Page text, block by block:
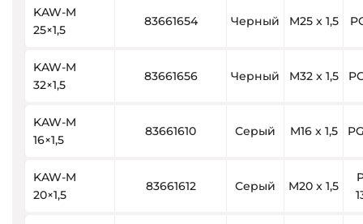
KAW-M
25×1,5
83661654 Черный M25 x 1,5
KAW-M
32×1,5
83661656 Черный M32 x 1,5
KAW-M
16×1,5
83661610 Серый M16 x 1,5
KAW-M
20×1,5
83661612 Серый M20 x 1,5